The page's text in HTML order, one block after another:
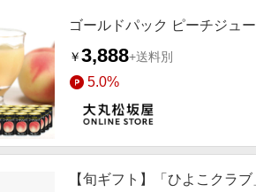
ゴールドパック ピーチジュ
￥3,888+送料別
5.0%
【旬ギフト】「ひよこクラ